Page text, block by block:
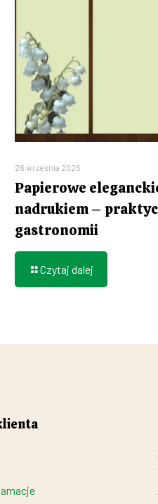
26 września 2025
Papierowe
nadrukiem –
gastronomii
Czytaj dalej